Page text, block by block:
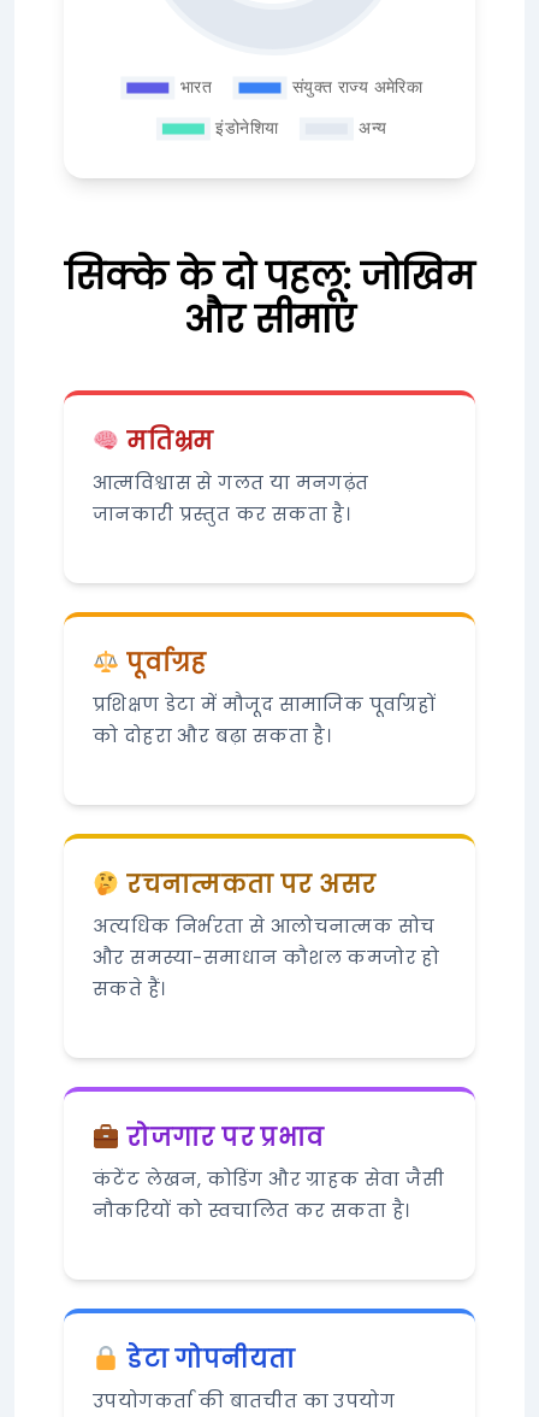
सिक्के के दो पहलू: जोखिम
और सीमाएं
मतिभ्रम
आत्मविश्वास से गलत या मनगढ़ंत
जानकारी प्रस्तुत कर सकता है।
पूर्वाग्रह
प्रशिक्षण डेटा में मौजूद सामाजिक पूर्वाग्रहों
को दोहरा और बढ़ा सकता है।
रचनात्मकता पर असर
अत्यधिक निर्भरता से आलोचनात्मक सोच
और समस्या-समाधान कौशल कमजोर हो
सकते हैं।
रोजगार पर प्रभाव
कंटेंट लेखन, कोडिंग और ग्राहक सेवा जैसी
नौकरियों को स्वचालित कर सकता है।
डेटा गोपनीयता
उपयोगकर्ता की बातचीत का उपयोग